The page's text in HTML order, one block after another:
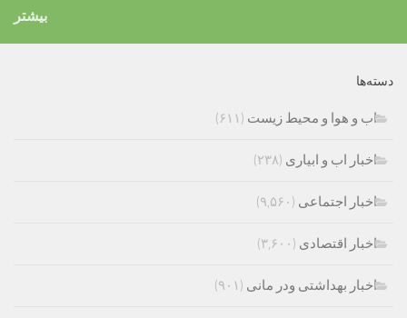
بیشتر
دسته‌ها
اب و هوا و محیط زیست (۶۱۱)
اخبار اب و ابیاری (۲۳۸)
اخبار اجتماعی (۹,۵۶۰)
اخبار اقتصادی (۳,۶۰۰)
اخبار بهداشتی ودر مانی (۹۰۱)